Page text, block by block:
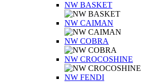
NW BASKET
NW CAIMAN
NW COBRA
NW CROCOSHINE
NW FENDI